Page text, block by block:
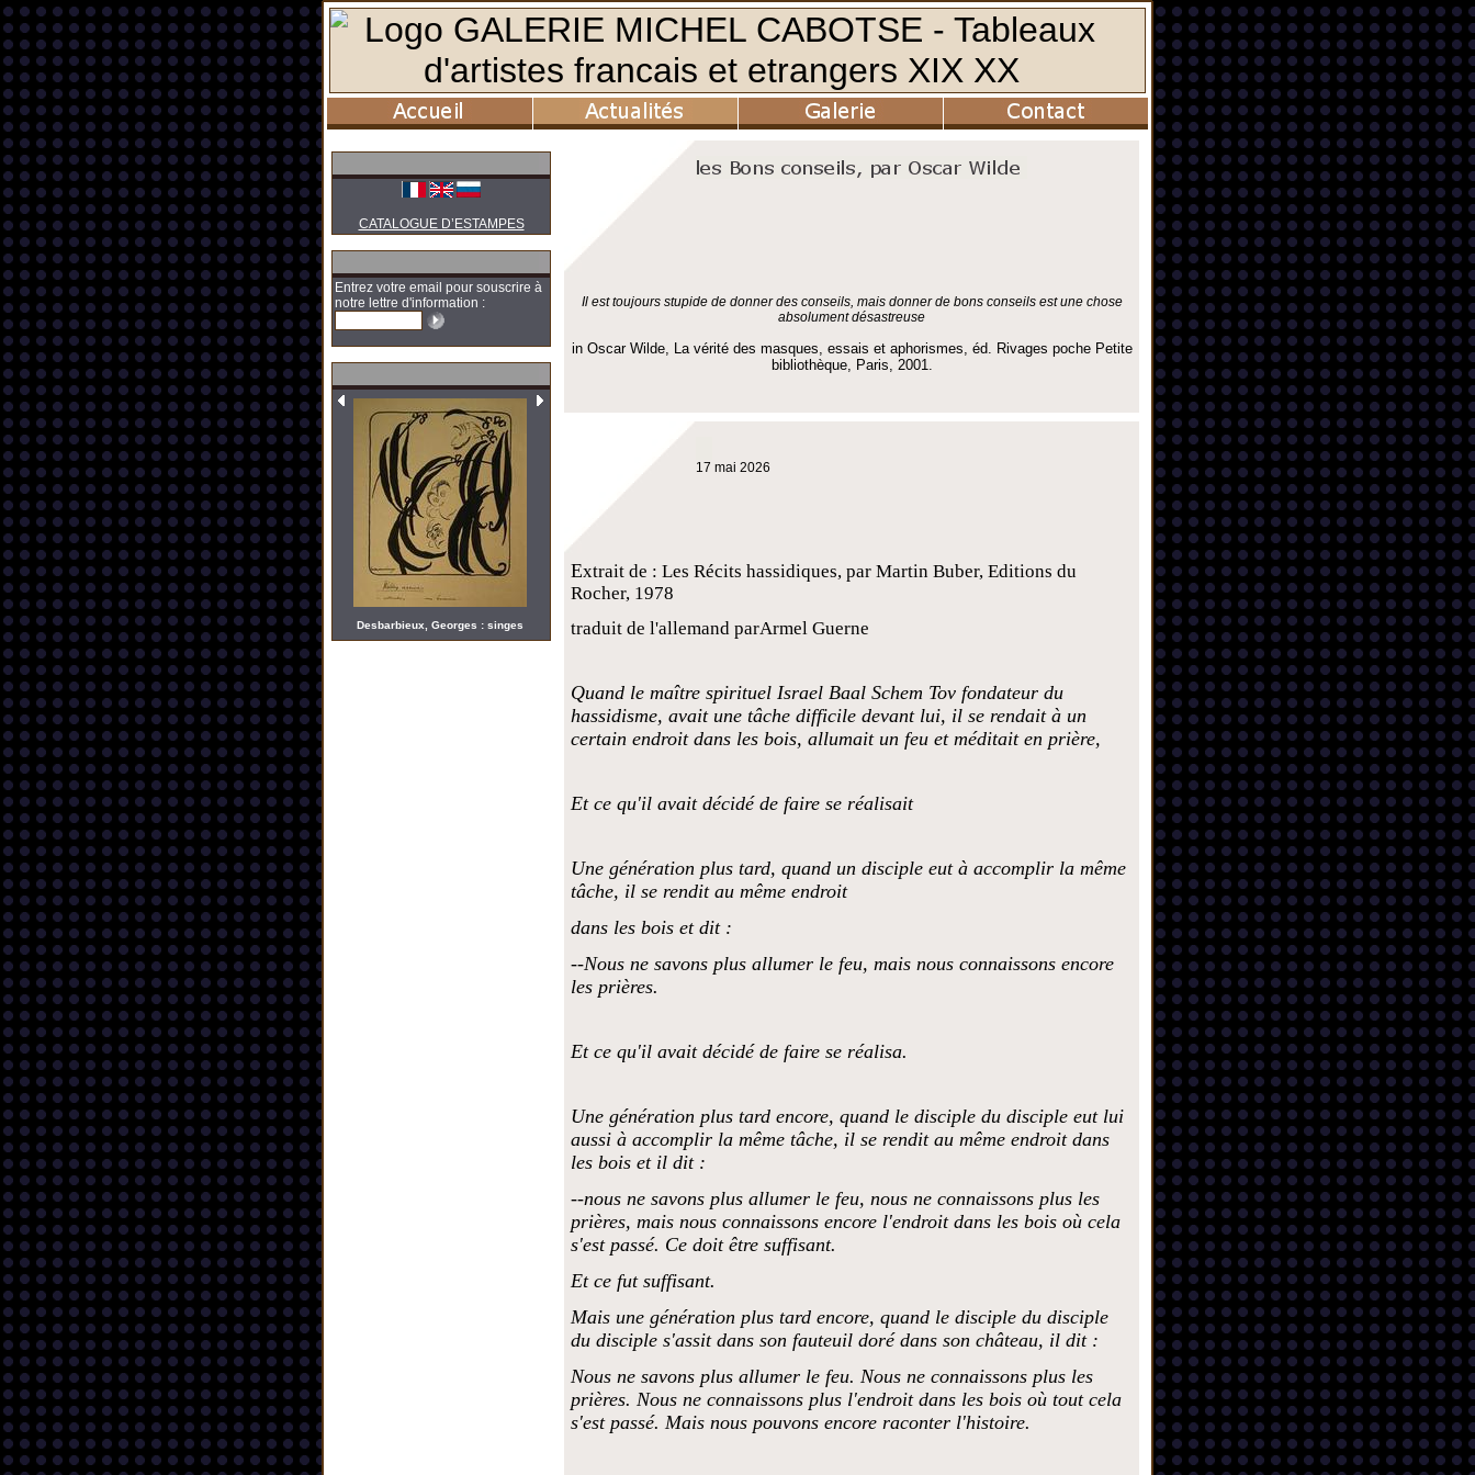
CATALOGUE D’ESTAMPES
Entrez votre email pour souscrire à
notre lettre d'information :
Desbarbieux, Georges : singes
Il est toujours stupide de donner des conseils, mais donner de bons conseils est une chose
absolument désastreuse
in Oscar Wilde, La vérité des masques, essais et aphorismes, éd. Rivages poche Petite
bibliothèque, Paris, 2001.
17 mai 2026
Extrait de : Les Récits hassidiques, par Martin Buber, Editions du
Rocher, 1978
traduit de l'allemand parArmel Guerne
Quand le maître spirituel Israel Baal Schem Tov fondateur du
hassidisme, avait une tâche difficile devant lui, il se rendait à un
certain endroit dans les bois, allumait un feu et méditait en prière,
Et ce qu'il avait décidé de faire se réalisait
Une génération plus tard, quand un disciple eut à accomplir la même
tâche, il se rendit au même endroit
dans les bois et dit :
--Nous ne savons plus allumer le feu, mais nous connaissons encore
les prières.
Et ce qu'il avait décidé de faire se réalisa.
Une génération plus tard encore, quand le disciple du disciple eut lui
aussi à accomplir la même tâche, il se rendit au même endroit dans
les bois et il dit :
--nous ne savons plus allumer le feu, nous ne connaissons plus les
prières, mais nous connaissons encore l'endroit dans les bois où cela
s'est passé. Ce doit être suffisant.
Et ce fut suffisant.
Mais une génération plus tard encore, quand le disciple du disciple
du disciple s'assit dans son fauteuil doré dans son château, il dit :
Nous ne savons plus allumer le feu. Nous ne connaissons plus les
prières. Nous ne connaissons plus l'endroit dans les bois où tout cela
s'est passé. Mais nous pouvons encore raconter l'histoire.